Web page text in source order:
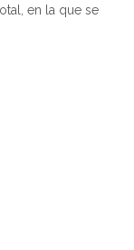
en la que se